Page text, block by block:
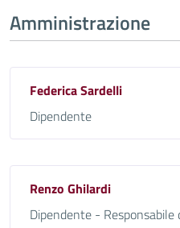
Amministrazione
Federica Sardelli
Dipendente
Renzo Ghilardi
Dipendente -